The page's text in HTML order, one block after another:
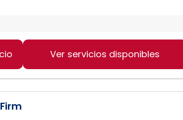
Ver servicios disponibles